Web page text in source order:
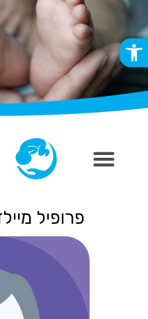
פתח סרגל נגישות
פרופיל